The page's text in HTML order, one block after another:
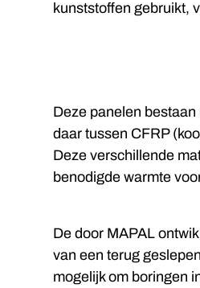
kunststoffen gebruikt,
Deze panelen
daar tussen CFRP
Deze verschillende
benodigde warmte
De door MAPAL
van een terug
mogelijk om boringen